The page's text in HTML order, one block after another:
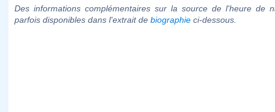
Des informations complémentaires sur la source de l'heure de
parfois disponibles dans l'extrait de biographie ci-dessous.